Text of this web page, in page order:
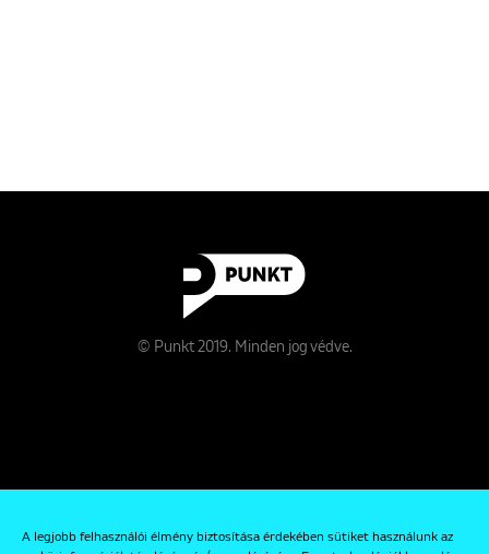
A legjobb felhasználói élmény biztosítása érdekében sütiket használunk az
© Punkt 2019. Minden jog védve.
Kapcsolat